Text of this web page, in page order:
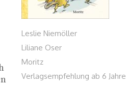
Leslie Niemöller
Liliane Oser
Moritz
Verlagsempfehlung ab 6 Jahre